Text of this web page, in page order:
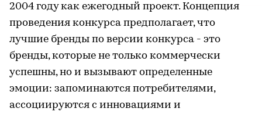
2004 году как ежегодный проект. Концепция
проведения конкурса предполагает, что
лучшие бренды по версии конкурса - это
бренды, которые не только коммерчески
успешны, но и вызывают определенные
эмоции: запоминаются потребителями,
ассоциируются с инновациями и